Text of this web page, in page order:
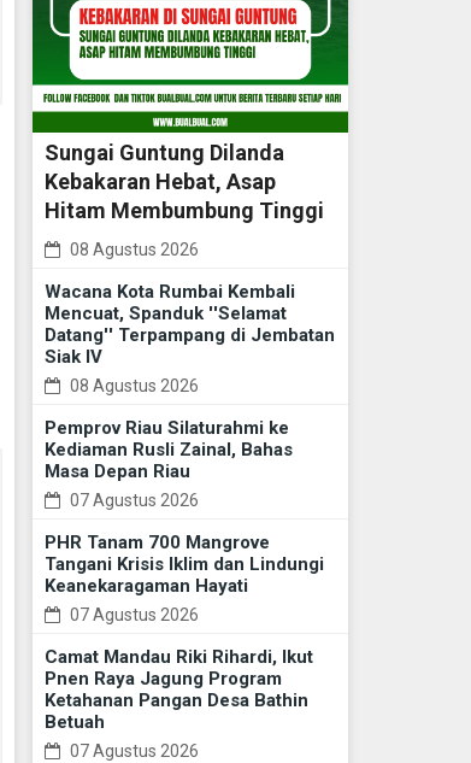
Sungai Guntung Dilanda
Kebakaran Hebat, Asap
Hitam Membumbung Tinggi
08 Agustus 2026
Wacana Kota Rumbai Kembali
Mencuat, Spanduk ''Selamat
Datang'' Terpampang di Jembatan
Siak IV
08 Agustus 2026
Pemprov Riau Silaturahmi ke
Kediaman Rusli Zainal, Bahas
Masa Depan Riau
07 Agustus 2026
PHR Tanam 700 Mangrove
Tangani Krisis Iklim dan Lindungi
Keanekaragaman Hayati
07 Agustus 2026
Camat Mandau Riki Rihardi, Ikut
Pnen Raya Jagung Program
Ketahanan Pangan Desa Bathin
Betuah
07 Agustus 2026